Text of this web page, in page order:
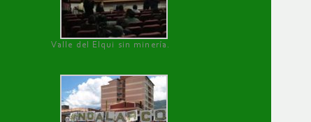
Valle del Elqui sin minería.